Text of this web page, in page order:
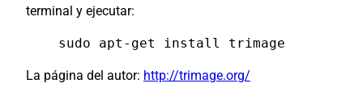
terminal y ejecutar:
sudo apt-get install trimage
La página del autor: http://trimage.org/